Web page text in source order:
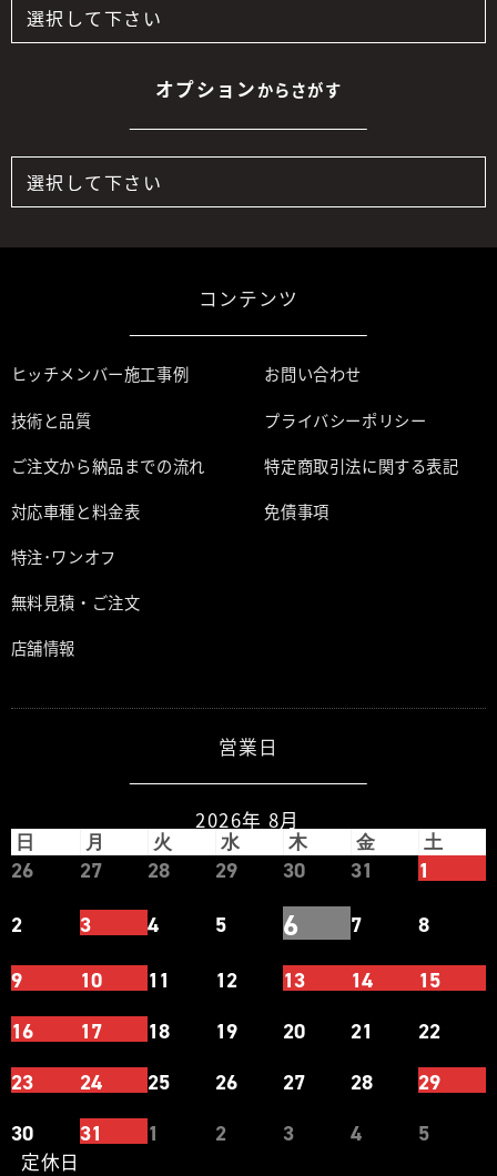
オプションからさがす
コンテンツ
ヒッチメンバー施工事例
技術と品質
ご注文から納品までの流れ
対応車種と料金表
特注･ワンオフ
無料見積・ご注文
店舗情報
お問い合わせ
プライバシーポリシー
特定商取引法に関する表記
免債事項
営業日
2026年 8月
日 月 火 水 木 金 土
26 27 28 29 30 31
1
2
3 4 5 6 7
8
9
10 11 12 13 14
15
16
17 18 19 20 21
22
23
24 25 26 27 28
29
30
31 1 2 3 4 5
定休日